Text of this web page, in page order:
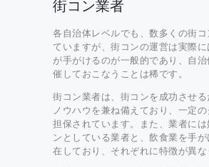
街コン業者
各自治体レベルでも、数多くの街
ていますが、街コンの運営は実際
が手がけるのが一般的であり、自
催しておこなうことは稀です。
街コン業者は、街コンを成功させ
ノウハウを兼ね備えており、一定
担保されています。また、業者には
ンとしている業者と、飲食業を手
在しており、それぞれに特徴が異な